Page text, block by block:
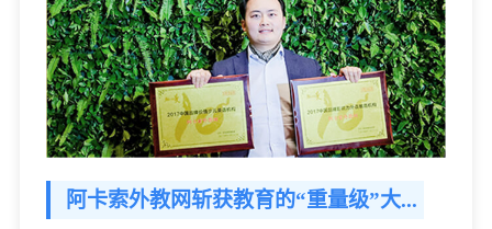
阿卡索外教网斩获教育的“重量级”大...